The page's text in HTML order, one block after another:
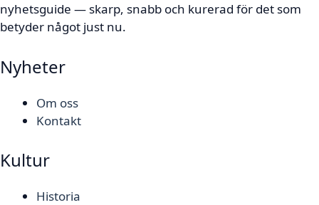
nyhetsguide — skarp, snabb och kurerad för det som
betyder något just nu.
Nyheter
Om oss
Kontakt
Kultur
Historia